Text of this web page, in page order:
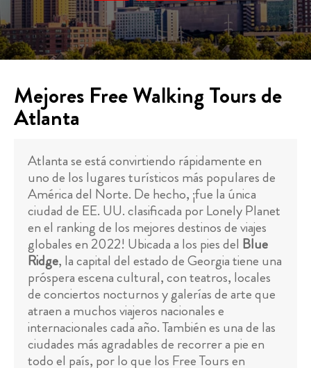
Mejores Free Walking Tours de
Atlanta
Atlanta se está convirtiendo rápidamente en
uno de los lugares turísticos más populares de
América del Norte. De hecho, ¡fue la única
ciudad de EE. UU. clasificada por Lonely Planet
en el ranking de los mejores destinos de viajes
globales en 2022! Ubicada a los pies del Blue
Ridge, la capital del estado de Georgia tiene una
próspera escena cultural, con teatros, locales
de conciertos nocturnos y galerías de arte que
atraen a muchos viajeros nacionales e
internacionales cada año. También es una de las
ciudades más agradables de recorrer a pie en
todo el país, por lo que los Free Tours en